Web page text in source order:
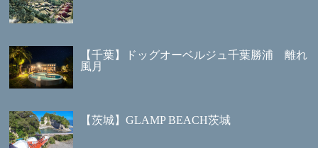
【千葉】ドッグオーベルジュ千葉勝浦 離れ
風月
【茨城】GLAMP BEACH茨城